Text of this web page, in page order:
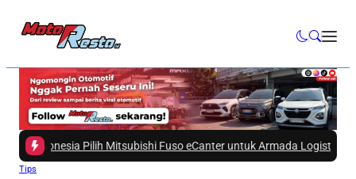
Pilih Mitsubishi Fuso eCanter untuk Armada Logistik! |#3 -
Tips